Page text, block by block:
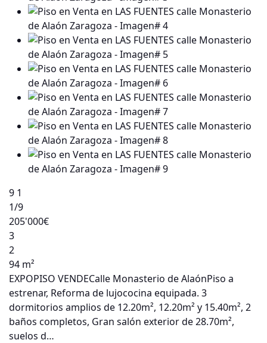
9 1
1/9
205'000€
3
2
94 m²
EXPOPISO VENDECalle Monasterio de AlaónPiso a
estrenar, Reforma de lujococina equipada. 3
dormitorios amplios de 12.20m², 12.20m² y 15.40m², 2
baños completos, Gran salón exterior de 28.70m²,
suelos d…